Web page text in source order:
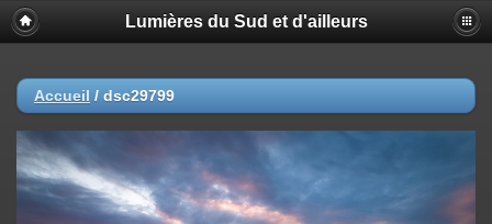
Lumières du Sud et d'ailleurs
Accueil / dsc29799